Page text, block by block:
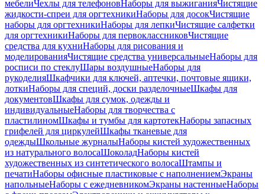
мебелиЧехлы для телефоновНаборы для выжиганияЧистящие
жидкости-спреи для оргтехникиНаборы для досокЧистящие
наборы для оргтехникиНаборы для лепкиЧистящие салфетки
для оргтехникиНаборы для первоклассниковЧистящие
средства для кухниНаборы для рисования и
моделированияЧистящие средства универсальныеНаборы для
росписи по стеклуШары воздушныеНаборы для
рукоделияШкафчики для ключей, аптечки, почтовые ящики,
лоткиНаборы для специй, доски разделочныеШкафы для
документовШкафы для сумок, одежды и
индивидуальныеНаборы для творчества с
пластилиномШкафы и тумбы для картотекНаборы запасных
грифелей для циркулейШкафы тканевые для
одеждыШкольные журналыНаборы кистей художественных
из натурального волосаШоколадНаборы кистей
художественных из синтетического волосаШтампы и
печатиНаборы офисные пластиковые с наполнениемЭкраны
напольныеНаборы с ежедневникомЭкраны настенныеНаборы